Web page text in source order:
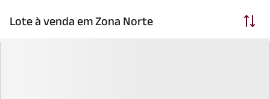
Lote à venda em Zona Norte Ordenar